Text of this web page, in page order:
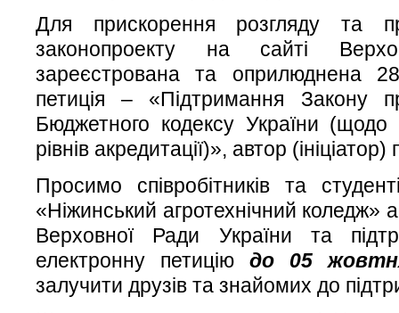
Для прискорення розгляду та
законопроекту на сайті
зареєстрована та оприлюднена
петиція – «Підтримання Закону
Бюджетного кодексу України (щодо
рівнів акредитації)», автор
Просимо співробітників та
«Ніжинський агротехнічний коледж»
Верховної Ради України та
електронну петиціюдо 05
залучити друзів та знайомих до